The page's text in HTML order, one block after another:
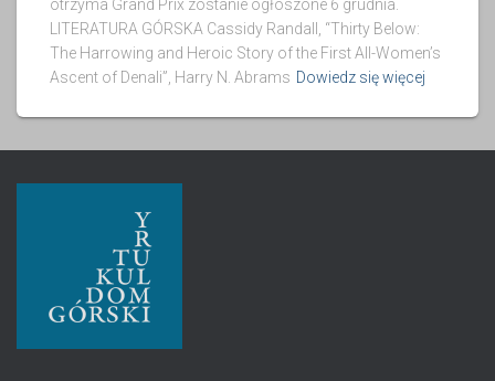
otrzyma Grand Prix zostanie ogłoszone 6 grudnia.
LITERATURA GÓRSKA Cassidy Randall, “Thirty Below:
The Harrowing and Heroic Story of the First All-Women’s
Ascent of Denali”, Harry N. Abrams Dowiedz się więcej